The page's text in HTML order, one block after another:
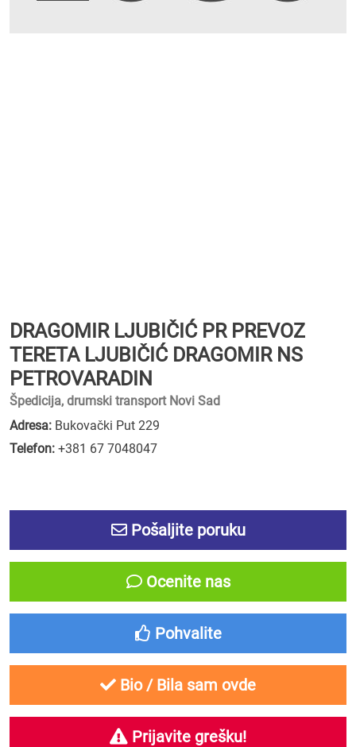
DRAGOMIR LJUBIČIĆ PR PREVOZ
TERETA LJUBIČIĆ DRAGOMIR NS
PETROVARADIN
Špedicija, drumski transport Novi Sad
Adresa: Bukovački Put 229
Telefon: +381 67 7048047
Pošaljite poruku
Ocenite nas
Pohvalite
Bio / Bila sam ovde
Prijavite grešku!